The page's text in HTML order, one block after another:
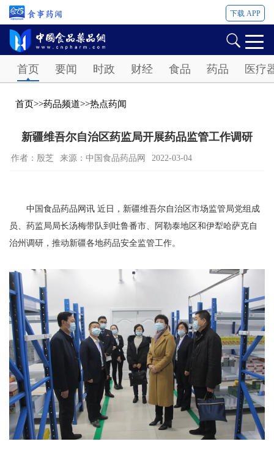
下载 APP
首页 要闻 时政 财经 食品 药品 医疗
首页>>药品频道>>热点药闻
新疆维吾尔自治区药监局开展药品监管工作调研
作者：殷芝 来源：中国食品药品网 2022-03-04
中国食品药品网讯 近日，新疆维吾尔自治区市场监管局党组成
员、药监局局长汤梅带队到吐鲁番市、阿勒泰地区和伊犁哈萨克自
治州调研，推动新疆各地药品安全监管工作。